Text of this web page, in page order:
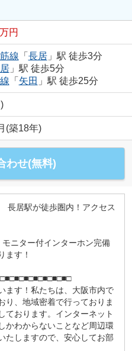
円
線 「 長居」駅 徒歩3分
」駅 徒歩5分
「 矢田 」駅 徒歩25分
(築18年)
わせ(無料)
長居駅が徒歩圏内！アクセス
ニター付インターホン完備
ます！
ます！私たちは、大阪市内で
り、地域密着で行っておりま
ております。インターネット
かわからないことなど周辺環
たしますので、安心してお部